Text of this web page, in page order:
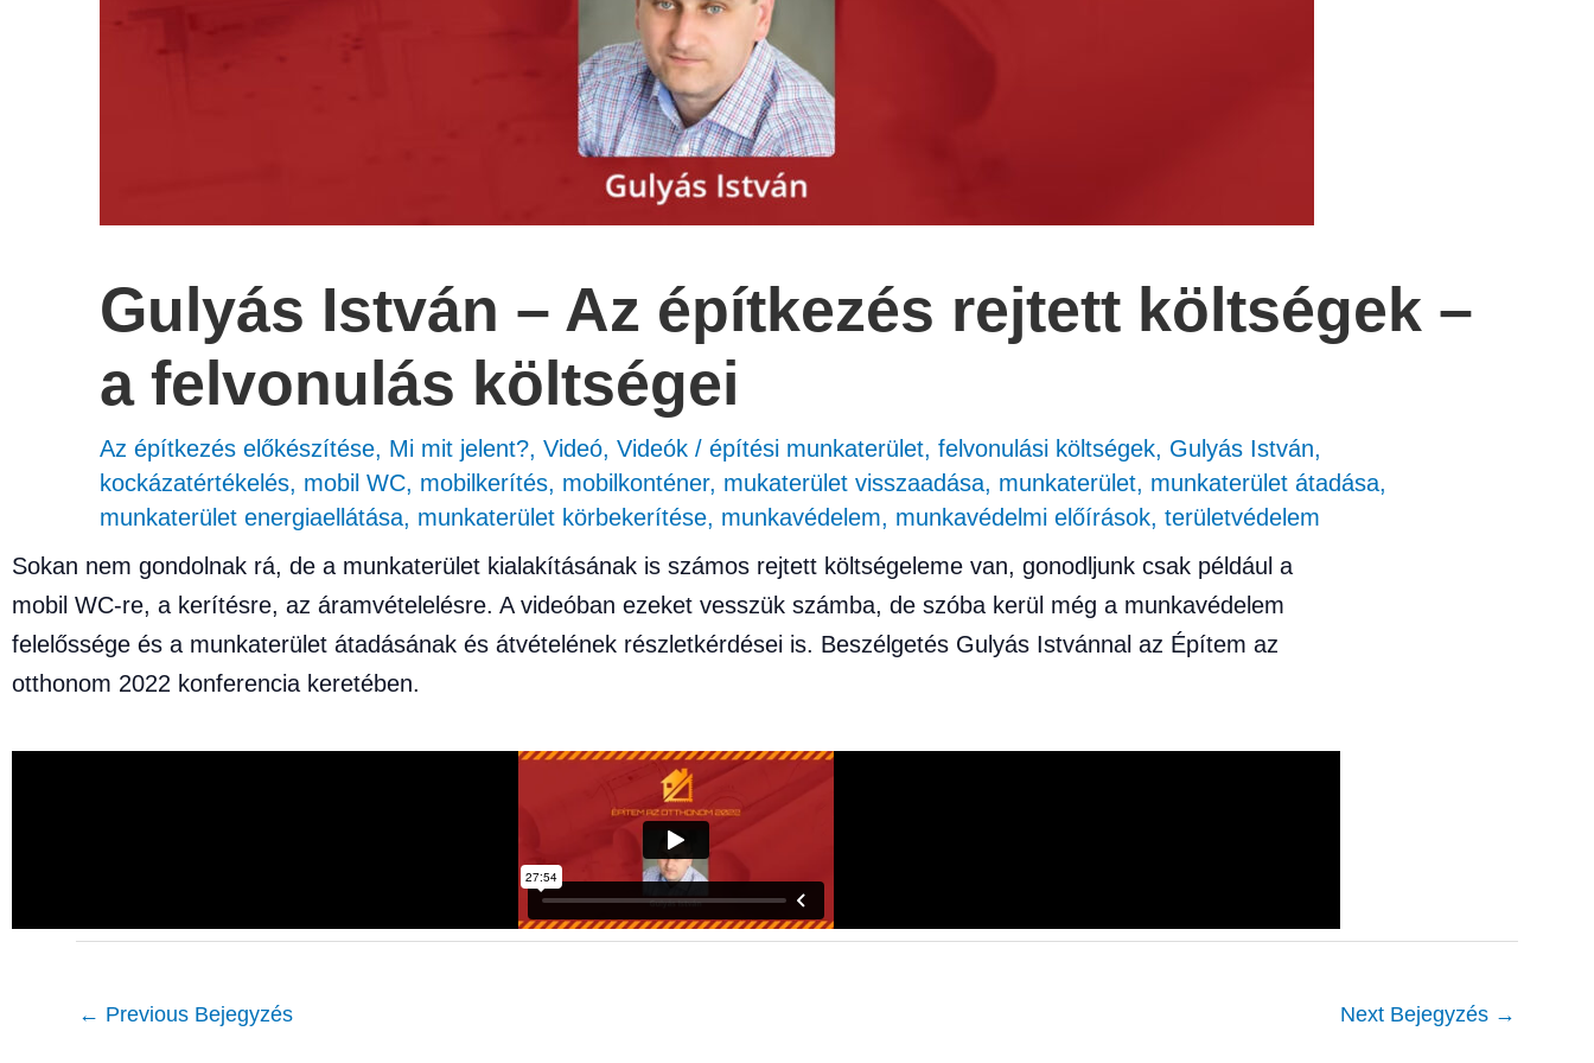
Gulyás István – Az építkezés rejtett költségek –
a felvonulás költségei
Az építkezés előkészítése, Mi mit jelent?, Videó, Videók / építési munkaterület, felvonulási költségek, Gulyás István,
kockázatértékelés, mobil WC, mobilkerítés, mobilkonténer, mukaterület visszaadása, munkaterület, munkaterület átadása,
munkaterület energiaellátása, munkaterület körbekerítése, munkavédelem, munkavédelmi előírások, területvédelem
Sokan nem gondolnak rá, de a munkaterület kialakításának is számos rejtett költségeleme van, gonodljunk csak például a
mobil WC-re, a kerítésre, az áramvételelésre. A videóban ezeket vesszük számba, de szóba kerül még a munkavédelem
felelőssége és a munkaterület átadásának és átvételének részletkérdései is. Beszélgetés Gulyás Istvánnal az Építem az
otthonom 2022 konferencia keretében.
← Previous Bejegyzés Next Bejegyzés →